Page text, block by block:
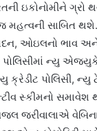
ઇકોનોમીને ગ્રો
મહત્વની સાબિત
ઓઇલનો ભાવ અને
ન્યુ
ક્રેડીટ પોલિસી, ન્યુ
સ્કીમનો સમાવેશ
જરીવાલાએ